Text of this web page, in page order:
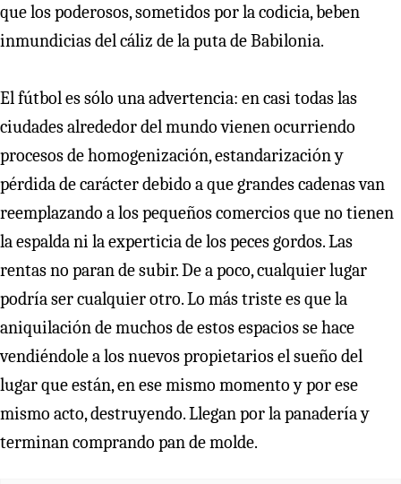
que los poderosos, sometidos por la codicia, beben
inmundicias del cáliz de la puta de Babilonia.
El fútbol es sólo una advertencia: en casi todas las
ciudades alrededor del mundo vienen ocurriendo
procesos de homogenización, estandarización y
pérdida de carácter debido a que grandes cadenas van
reemplazando a los pequeños comercios que no tienen
la espalda ni la experticia de los peces gordos. Las
rentas no paran de subir. De a poco, cualquier lugar
podría ser cualquier otro. Lo más triste es que la
aniquilación de muchos de estos espacios se hace
vendiéndole a los nuevos propietarios el sueño del
lugar que están, en ese mismo momento y por ese
mismo acto, destruyendo. Llegan por la panadería y
terminan comprando pan de molde.